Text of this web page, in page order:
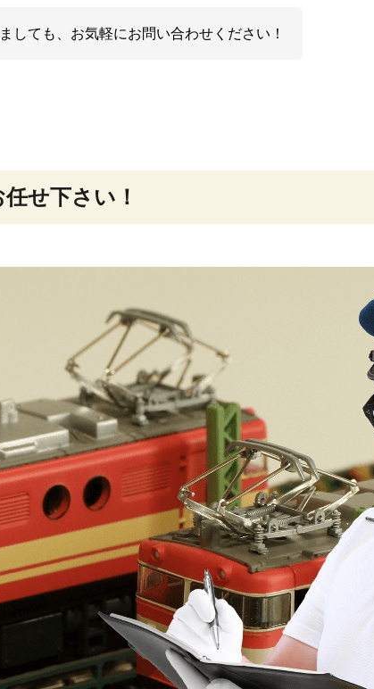
しても、お気軽にお問い合わせください！
せ下さい！